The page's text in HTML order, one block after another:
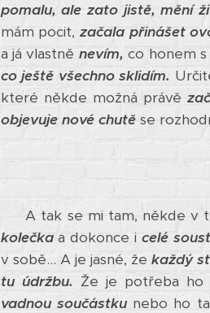
pomalu, ale zato jistě, mění
mám pocit, začala přinášet
a já vlastně nevím, co honem
co ještě všechno sklidím.
které někde možná právě
objevuje nové chutěse
A tak se mi tam, někde v
kolečkaa dokonce i celé
v sobě... A je jasné, žekaždý
tu údržbu. Že je potřeba
vadnou součástkunebo ho